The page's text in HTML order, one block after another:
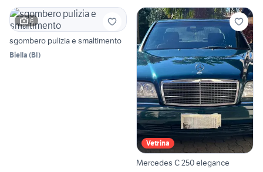
6
sgombero pulizia e smaltimento
Biella (BI)
Vetrina
Mercedes C 250 elegance